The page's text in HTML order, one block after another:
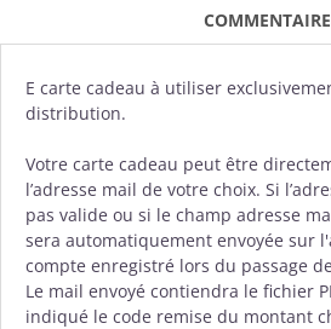
E carte cadeau à utiliser
distribution.
Votre carte cadeau peut être
l’adresse mail de votre choix. Si
pas valide ou si le champ adresse
sera automatiquement envoyée sur
compte enregistré lors du passage
Le mail envoyé contiendra le fichier
indiqué le code remise du montant